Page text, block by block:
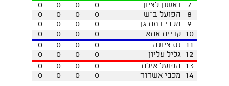
0
0 0 0 ראשון לציון
7
0
0 0 0 הפועל ב"ש
8
0
0 0 0 מכבי רמת גן
9
0
0 0 0 קריית אתא 10
0
0 0 0 נס ציונה
11
0
0 0 0 גליל עליון 12
0
0 0 0 הפועל אילת
13
0
0 0 0 מכבי אשדוד 14